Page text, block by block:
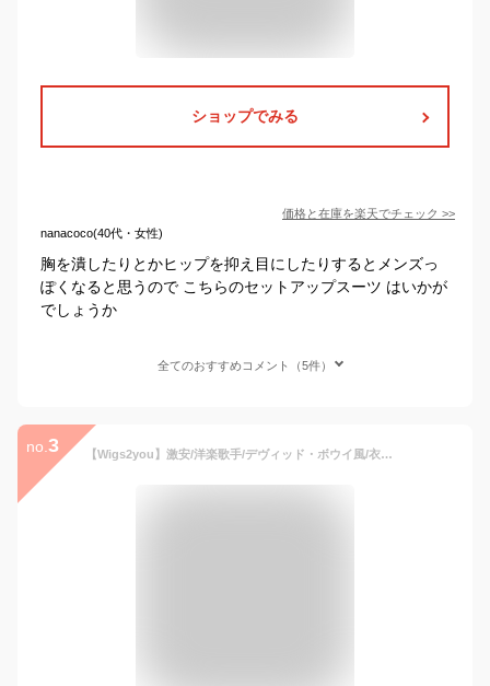
ショップでみる
価格と在庫を楽天でチェック >>
nanacoco(40代・女性)
胸を潰したりとかヒップを抑え目にしたりするとメンズっ
ぽくなると思うので こちらのセットアップスーツ はいかが
でしょうか
全てのおすすめコメント（5件）
no. 3 【Wigs2you】激安/洋楽歌手/デヴィッド・ボウイ風/衣装一式/コスプレ 衣装/コスチューム/ハロウィン パーティ/JCP-002/オリジナル/仮装/お揃い/男装/男性用スーツ